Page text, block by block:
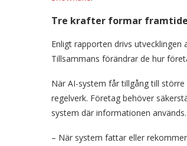
Tre krafter formar
Enligt rapporten drivs
Tillsammans förändrar de hur
När AI-system får tillgång till
regelverk. Företag behöver
system där informationen används.
– När system fattar eller